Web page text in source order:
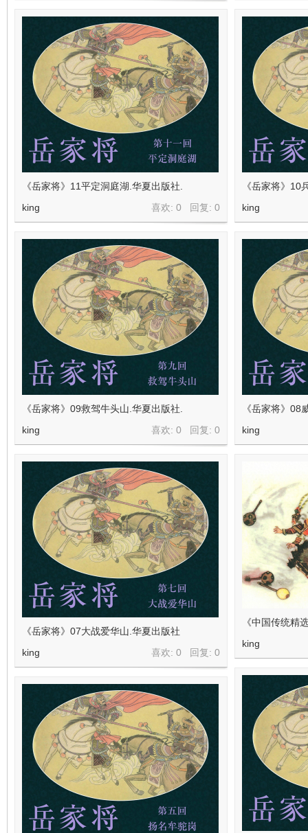
《岳家将》11平定洞庭湖.华夏出版社.
喜欢: 0 回复: 0
king
《岳家将》10
king
《岳家将》09救驾牛头山.华夏出版社.
喜欢: 0 回复: 0
king
《岳家将》08
king
《岳家将》07大战爱华山.华夏出版社
喜欢: 0 回复: 0
king
《中国传统精
king